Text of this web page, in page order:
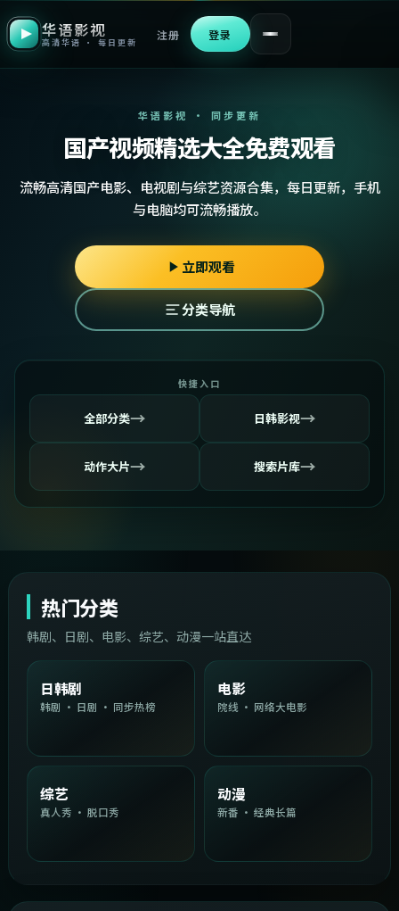
华语影视
高清华语 · 每日更新
注册 登录
华语影视 · 同步更新
国产视频精选大全免费观看
流畅高清国产电影、电视剧与综艺资源合集，每日更新，手机
与电脑均可流畅播放。
立即观看
分类导航
快捷入口
全部分类→ 日韩影视→
动作大片→ 搜索片库→
热门分类
韩剧、日剧、电影、综艺、动漫一站直达
日韩剧
韩剧 · 日剧 · 同步热榜
电影
院线 · 网络大电影
综艺
真人秀 · 脱口秀
动漫
新番 · 经典长篇